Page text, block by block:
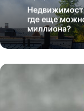
где еще
миллиона?